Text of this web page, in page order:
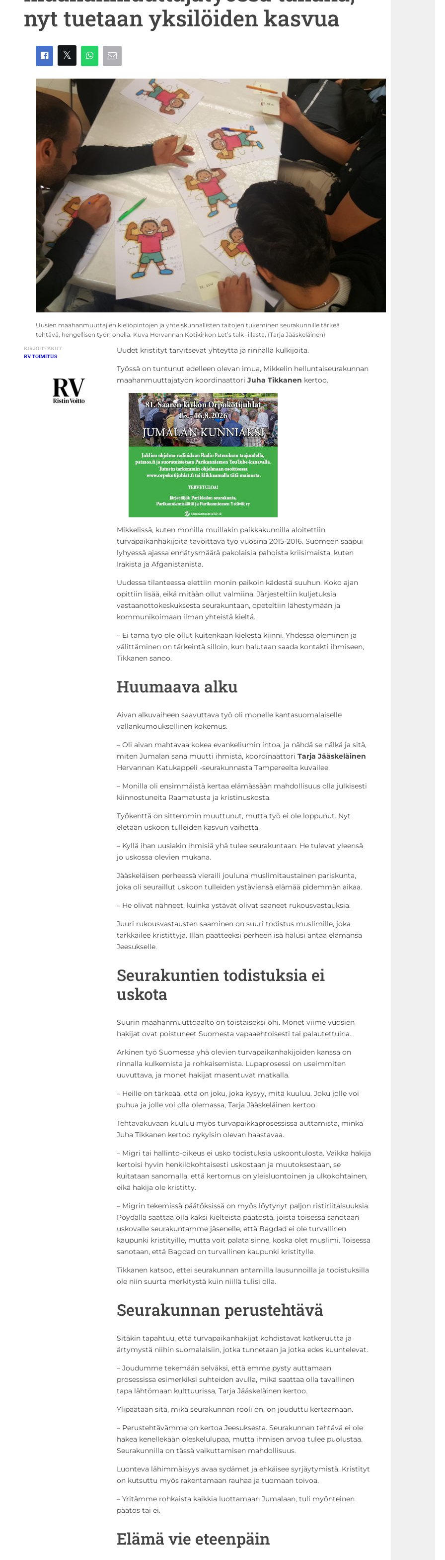
nyt tuetaan yksilöiden kasvua
Uusien maahanmuuttajien kieliopintojen ja yhteiskunnallisten taitojen tukeminen seurakunnille tärkeä
tehtävä, hengellisen työn ohella. Kuva Hervannan Kotikirkon Let’s talk -illasta. (Tarja Jääskeläinen)
KIRJOITTANUT
RV TOIMITUS
Uudet kristityt tarvitsevat yhteyttä ja rinnalla kulkijoita.
Työssä on tuntunut edelleen olevan imua, Mikkelin helluntaiseurakunnan
maahanmuuttajatyön koordinaattori Juha Tikkanen kertoo.
Mikkelissä, kuten monilla muillakin paikkakunnilla aloitettiin
turvapaikanhakijoita tavoittava työ vuosina 2015-2016. Suomeen saapui
lyhyessä ajassa ennätysmäärä pakolaisia pahoista kriisimaista, kuten
Irakista ja Afganistanista.
Uudessa tilanteessa elettiin monin paikoin kädestä suuhun. Koko ajan
opittiin lisää, eikä mitään ollut valmiina. Järjesteltiin kuljetuksia
vastaanottokeskuksesta seurakuntaan, opeteltiin lähestymään ja
kommunikoimaan ilman yhteistä kieltä.
– Ei tämä työ ole ollut kuitenkaan kielestä kiinni. Yhdessä oleminen ja
välittäminen on tärkeintä silloin, kun halutaan saada kontakti ihmiseen,
Tikkanen sanoo.
Huumaava alku
Aivan alkuvaiheen saavuttava työ oli monelle kantasuomalaiselle
vallankumouksellinen kokemus.
– Oli aivan mahtavaa kokea evankeliumin intoa, ja nähdä se nälkä ja sitä,
miten Jumalan sana muutti ihmistä, koordinaattori Tarja Jääskeläinen
Hervannan Katukappeli -seurakunnasta Tampereelta kuvailee.
– Monilla oli ensimmäistä kertaa elämässään mahdollisuus olla julkisesti
kiinnostuneita Raamatusta ja kristinuskosta.
Työkenttä on sittemmin muuttunut, mutta työ ei ole loppunut. Nyt
eletään uskoon tulleiden kasvun vaihetta.
– Kyllä ihan uusiakin ihmisiä yhä tulee seurakuntaan. He tulevat yleensä
jo uskossa olevien mukana.
Jääskeläisen perheessä vieraili jouluna muslimitaustainen pariskunta,
joka oli seuraillut uskoon tulleiden ystäviensä elämää pidemmän aikaa.
– He olivat nähneet, kuinka ystävät olivat saaneet rukousvastauksia.
Juuri rukousvastausten saaminen on suuri todistus muslimille, joka
tarkkailee kristittyjä. Illan päätteeksi perheen isä halusi antaa elämänsä
Jeesukselle.
Seurakuntien todistuksia ei
uskota
Suurin maahanmuuttoaalto on toistaiseksi ohi. Monet viime vuosien
hakijat ovat poistuneet Suomesta vapaaehtoisesti tai palautettuina.
Arkinen työ Suomessa yhä olevien turvapaikanhakijoiden kanssa on
rinnalla kulkemista ja rohkaisemista. Lupaprosessi on useimmiten
uuvuttava, ja monet hakijat masentuvat matkalla.
– Heille on tärkeää, että on joku, joka kysyy, mitä kuuluu. Joku jolle voi
puhua ja jolle voi olla olemassa, Tarja Jääskeläinen kertoo.
Tehtäväkuvaan kuuluu myös turvapaikkaprosessissa auttamista, minkä
Juha Tikkanen kertoo nykyisin olevan haastavaa.
– Migri tai hallinto-oikeus ei usko todistuksia uskoontulosta. Vaikka hakija
kertoisi hyvin henkilökohtaisesti uskostaan ja muutoksestaan, se
kuitataan sanomalla, että kertomus on yleisluontoinen ja ulkokohtainen,
eikä hakija ole kristitty.
– Migrin tekemissä päätöksissä on myös löytynyt paljon ristiriitaisuuksia.
Pöydällä saattaa olla kaksi kielteistä päätöstä, joista toisessa sanotaan
uskovalle seurakuntamme jäsenelle, että Bagdad ei ole turvallinen
kaupunki kristityille, mutta voit palata sinne, koska olet muslimi. Toisessa
sanotaan, että Bagdad on turvallinen kaupunki kristitylle.
Tikkanen katsoo, ettei seurakunnan antamilla lausunnoilla ja todistuksilla
ole niin suurta merkitystä kuin niillä tulisi olla.
Seurakunnan perustehtävä
Sitäkin tapahtuu, että turvapaikanhakijat kohdistavat katkeruutta ja
ärtymystä niihin suomalaisiin, jotka tunnetaan ja jotka edes kuuntelevat.
– Joudumme tekemään selväksi, että emme pysty auttamaan
prosessissa esimerkiksi suhteiden avulla, mikä saattaa olla tavallinen
tapa lähtömaan kulttuurissa, Tarja Jääskeläinen kertoo.
Ylipäätään sitä, mikä seurakunnan rooli on, on jouduttu kertaamaan.
– Perustehtävämme on kertoa Jeesuksesta. Seurakunnan tehtävä ei ole
hakea kenellekään oleskelulupaa, mutta ihmisen arvoa tulee puolustaa.
Seurakunnilla on tässä vaikuttamisen mahdollisuus.
Luonteva lähimmäisyys avaa sydämet ja ehkäisee syrjäytymistä. Kristityt
on kutsuttu myös rakentamaan rauhaa ja tuomaan toivoa.
– Yritämme rohkaista kaikkia luottamaan Jumalaan, tuli myönteinen
päätös tai ei.
Elämä vie eteenpäin